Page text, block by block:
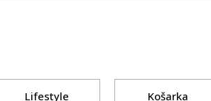
Lifestyle Košarka